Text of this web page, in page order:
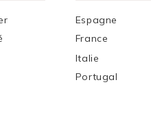
Espagne
France
Italie
Portugal